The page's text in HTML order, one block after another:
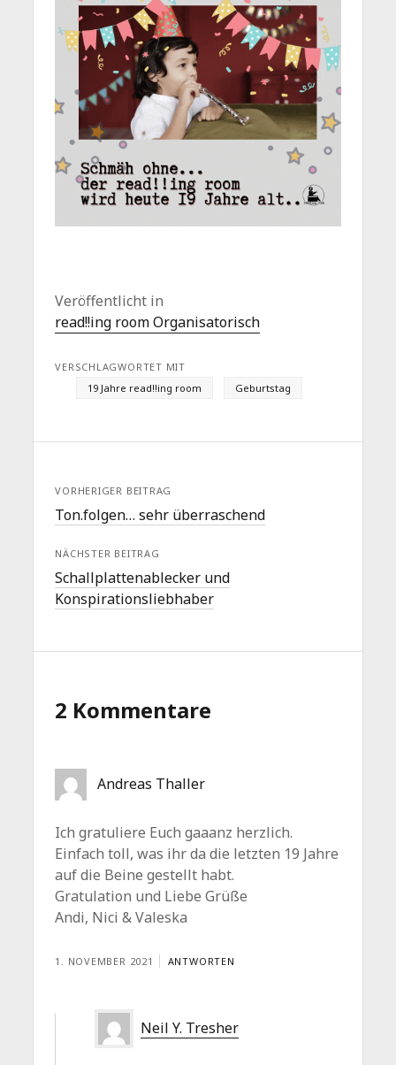
Veröffentlicht in
read!!ing room Organisatorisch
VERSCHLAGWORTET MIT
19 Jahre read!!ing room
Geburtstag
VORHERIGER BEITRAG
Ton.folgen… sehr überraschend
NÄCHSTER BEITRAG
Schallplattenablecker und
Konspirationsliebhaber
2 Kommentare
Andreas Thaller
Ich gratuliere Euch gaaanz herzlich.
Einfach toll, was ihr da die letzten 19 Jahre
auf die Beine gestellt habt.
Gratulation und Liebe Grüße
Andi, Nici & Valeska
1. NOVEMBER 2021 ANTWORTEN
Neil Y. Tresher